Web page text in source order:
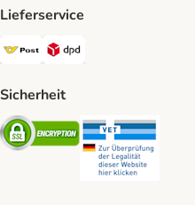
Lieferservice
Österreichische Post
Sicherheit
Security